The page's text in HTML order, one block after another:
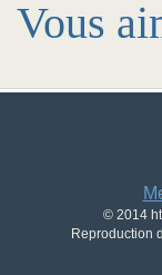
Vous
© 2014
Reproduction